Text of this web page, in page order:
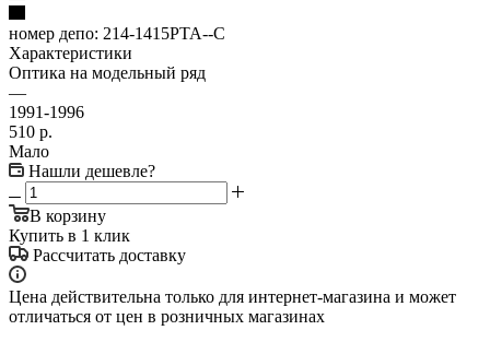
номер депо: 214-1415PTA--C
Характеристики
Оптика на модельный ряд
—
1991-1996
510 р.
Мало
Нашли дешевле?
В корзину
Купить в 1 клик
Рассчитать доставку
Цена действительна только для интернет-магазина и может
отличаться от цен в розничных магазинах